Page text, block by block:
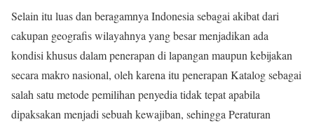
Selain itu luas dan beragamnya Indonesia sebagai akibat dari
cakupan geografis wilayahnya yang besar menjadikan ada
kondisi khusus dalam penerapan di lapangan maupun kebijakan
secara makro nasional, oleh karena itu penerapan Katalog sebagai
salah satu metode pemilihan penyedia tidak tepat apabila
dipaksakan menjadi sebuah kewajiban, sehingga Peraturan